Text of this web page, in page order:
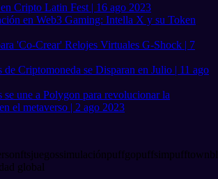
Cripto Latin Fest | 16 ago 2023
en Web3 Gaming: Intella X y su Token
'Co-Crear' Relojes Virtuales G-Shock | 7
de Criptomoneda se Disparan en Julio | 11 ago
se une a Polygon para revolucionar la
el metaverso | 2 ago 2023
nftsjuegossimulaciónpuffgopuffsimpufftown
global